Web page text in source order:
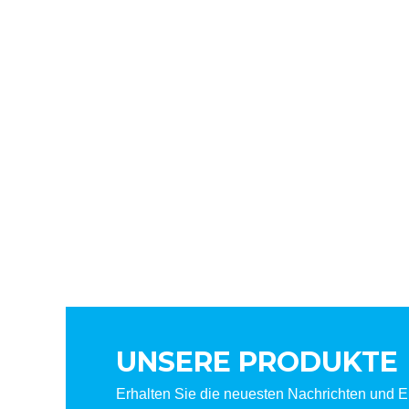
UNSERE PRODUKTE
Erhalten Sie die neuesten Nachrichten und